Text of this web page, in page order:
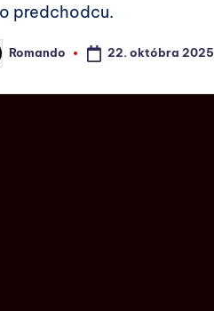
predchodcu.
Romando 22. októbra 2025